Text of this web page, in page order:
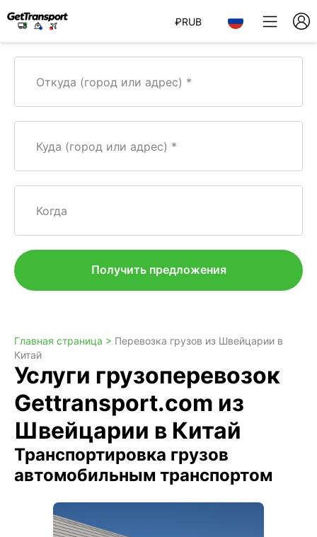
₽RUB
Откуда (город или адрес)
Куда (город или адрес)
Когда
Получить предложения
Главная страница > Перевозка грузов из Швейцарии в
Китай
Услуги грузоперевозок
Gettransport.com из
Швейцарии в Китай
Транспортировка грузов
автомобильным транспортом